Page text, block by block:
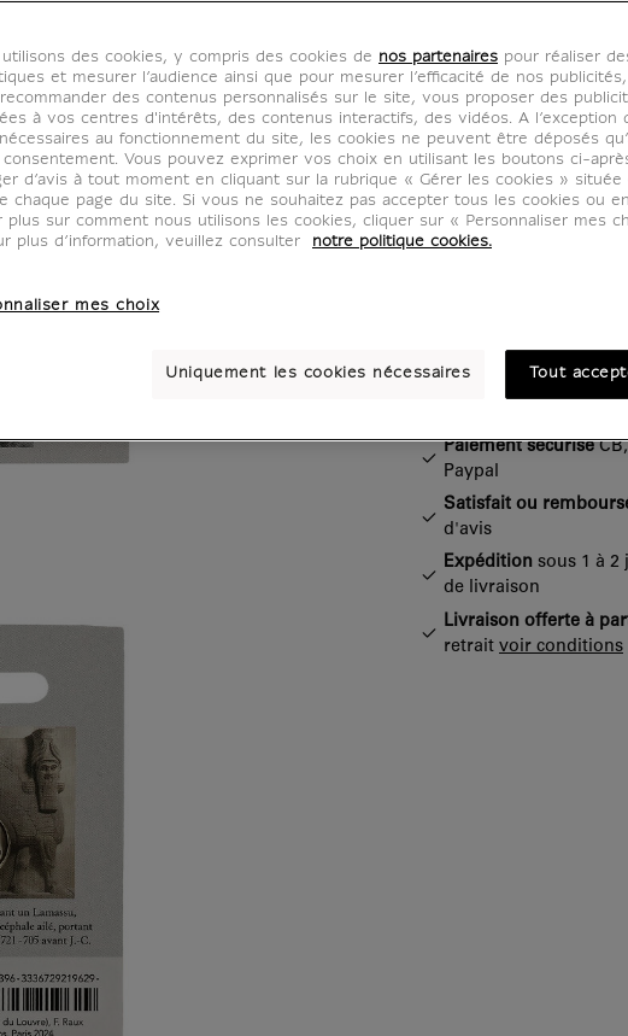
Apportez une
style avec ce
Taureau ailé. Un
personnaliser vos
trousses.
du
Paiement sécuriséCB,
Paypal
Satisfait ou
d'avis
Expédition sous 1 à
de livraison
Livraison offerte à
retrait voir conditions
utilisons des cookies, y compris des cookies de nos partenaires pour réaliser
et mesurer l’audience ainsi que pour mesurer l’efficacité de nos publicités,
des contenus personnalisés sur le site, vous proposer des
à vos centres d'intérêts, des contenus interactifs, des vidéos. A l’exception
au fonctionnement du site, les cookies ne peuvent être déposés
Vous pouvez exprimer vos choix en utilisant les boutons ci-
d’avis à tout moment en cliquant sur la rubrique « Gérer les cookies » située
chaque page du site. Si vous ne souhaitez pas accepter tous les cookies ou en
plus sur comment nous utilisons les cookies, cliquer sur « Personnaliser mes
plus d’information, veuillez consulter
notre politique cookies.
mes choix
Uniquement les cookies nécessaires Tout